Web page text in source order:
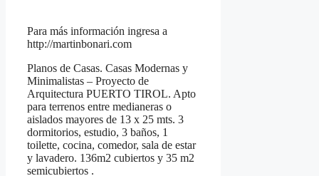
Para más información ingresa a
http://martinbonari.com
Planos de Casas. Casas Modernas y
Minimalistas – Proyecto de
Arquitectura PUERTO TIROL. Apto
para terrenos entre medianeras o
aislados mayores de 13 x 25 mts. 3
dormitorios, estudio, 3 baños, 1
toilette, cocina, comedor, sala de estar
y lavadero. 136m2 cubiertos y 35 m2
semicubiertos .